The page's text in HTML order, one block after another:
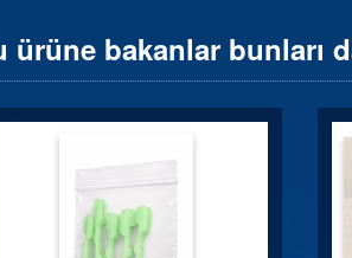
ürüne bakanlar bunları